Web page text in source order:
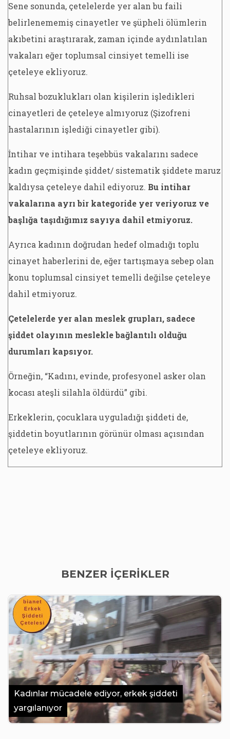
Sene sonunda, çetelelerde yer alan bu faili
belirlenememiş cinayetler ve şüpheli ölümlerin
akıbetini araştırarak, zaman içinde aydınlatılan
vakaları eğer toplumsal cinsiyet temelli ise
çeteleye ekliyoruz.
Ruhsal bozuklukları olan kişilerin işledikleri
cinayetleri de çeteleye almıyoruz (Şizofreni
hastalarının işlediği cinayetler gibi).
İntihar ve intihara teşebbüs vakalarını sadece
kadın geçmişinde şiddet/ sistematik şiddete maruz
kaldıysa çeteleye dahil ediyoruz. Bu intihar
vakalarına ayrı bir kategoride yer veriyoruz ve
başlığa taşıdığımız sayıya dahil etmiyoruz.
Ayrıca kadının doğrudan hedef olmadığı toplu
cinayet haberlerini de, eğer tartışmaya sebep olan
konu toplumsal cinsiyet temelli değilse çeteleye
dahil etmiyoruz.
Çetelelerde yer alan meslek grupları, sadece
şiddet olayının meslekle bağlantılı olduğu
durumları kapsıyor.
Örneğin, “Kadını, evinde, profesyonel asker olan
kocası ateşli silahla öldürdü” gibi.
Erkeklerin, çocuklara uyguladığı şiddeti de,
şiddetin boyutlarının görünür olması açısından
çeteleye ekliyoruz.
BENZER İÇERİKLER
Kadınlar mücadele ediyor, erkek şiddeti
yargılanıyor